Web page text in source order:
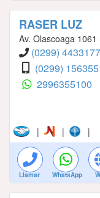
RASER LUZ
Av. Olascoaga
(0299) 4433177
(0299)
2996355100
| | |
Llamar WhatsApp